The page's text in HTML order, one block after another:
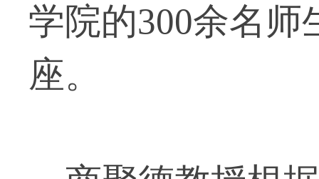
学院的300余名
座。